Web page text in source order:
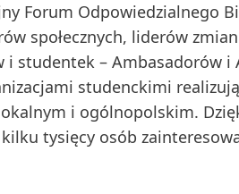
Forum Odpowiedzialnego
społecznych, liderów
studentek – Ambasadorów i
studenckimi
i ogólnopolskim.
tysięcy osób